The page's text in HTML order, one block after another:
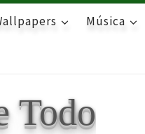
Música
Todo